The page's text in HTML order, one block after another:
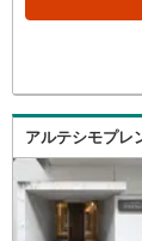
貸営
ての
い合
わた
料等
で、
賃料
アルテシモプレ